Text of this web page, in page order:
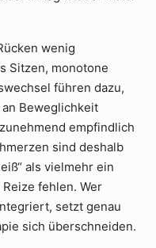
wenig
Sitzen, monotone
führen dazu,
Beweglichkeit
empfindlich
sind deshalb
als vielmehr ein
fehlen. Wer
setzt genau
sich überschneiden.